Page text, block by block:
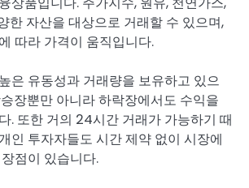
한 자산을 대상으로 거래할 수 있으며,
따라 가격이 움직입니다.
은 유동성과 거래량을 보유하고 있으
장뿐만 아니라 하락장에서도 수익을
. 또한 거의 24시간 거래가 가능하기 때
인 투자자들도 시간 제약 없이 시장에
점이 있습니다.